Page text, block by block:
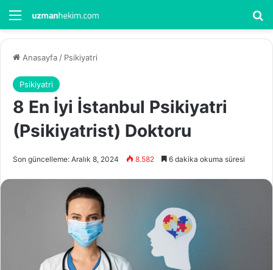
Menü
Anasayfa / Psikiyatri
Psikiyatri
8 En İyi İstanbul Psikiyatri
(Psikiyatrist) Doktoru
Son güncelleme: Aralık 8, 2024 8.582 6 dakika okuma süresi